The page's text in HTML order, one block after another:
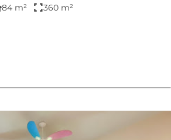
84 m² fullscreen360 m²